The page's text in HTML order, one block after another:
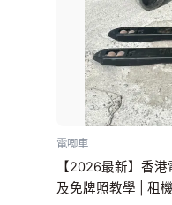
電唧車
【2026最新】香
及免牌照教學 | 租